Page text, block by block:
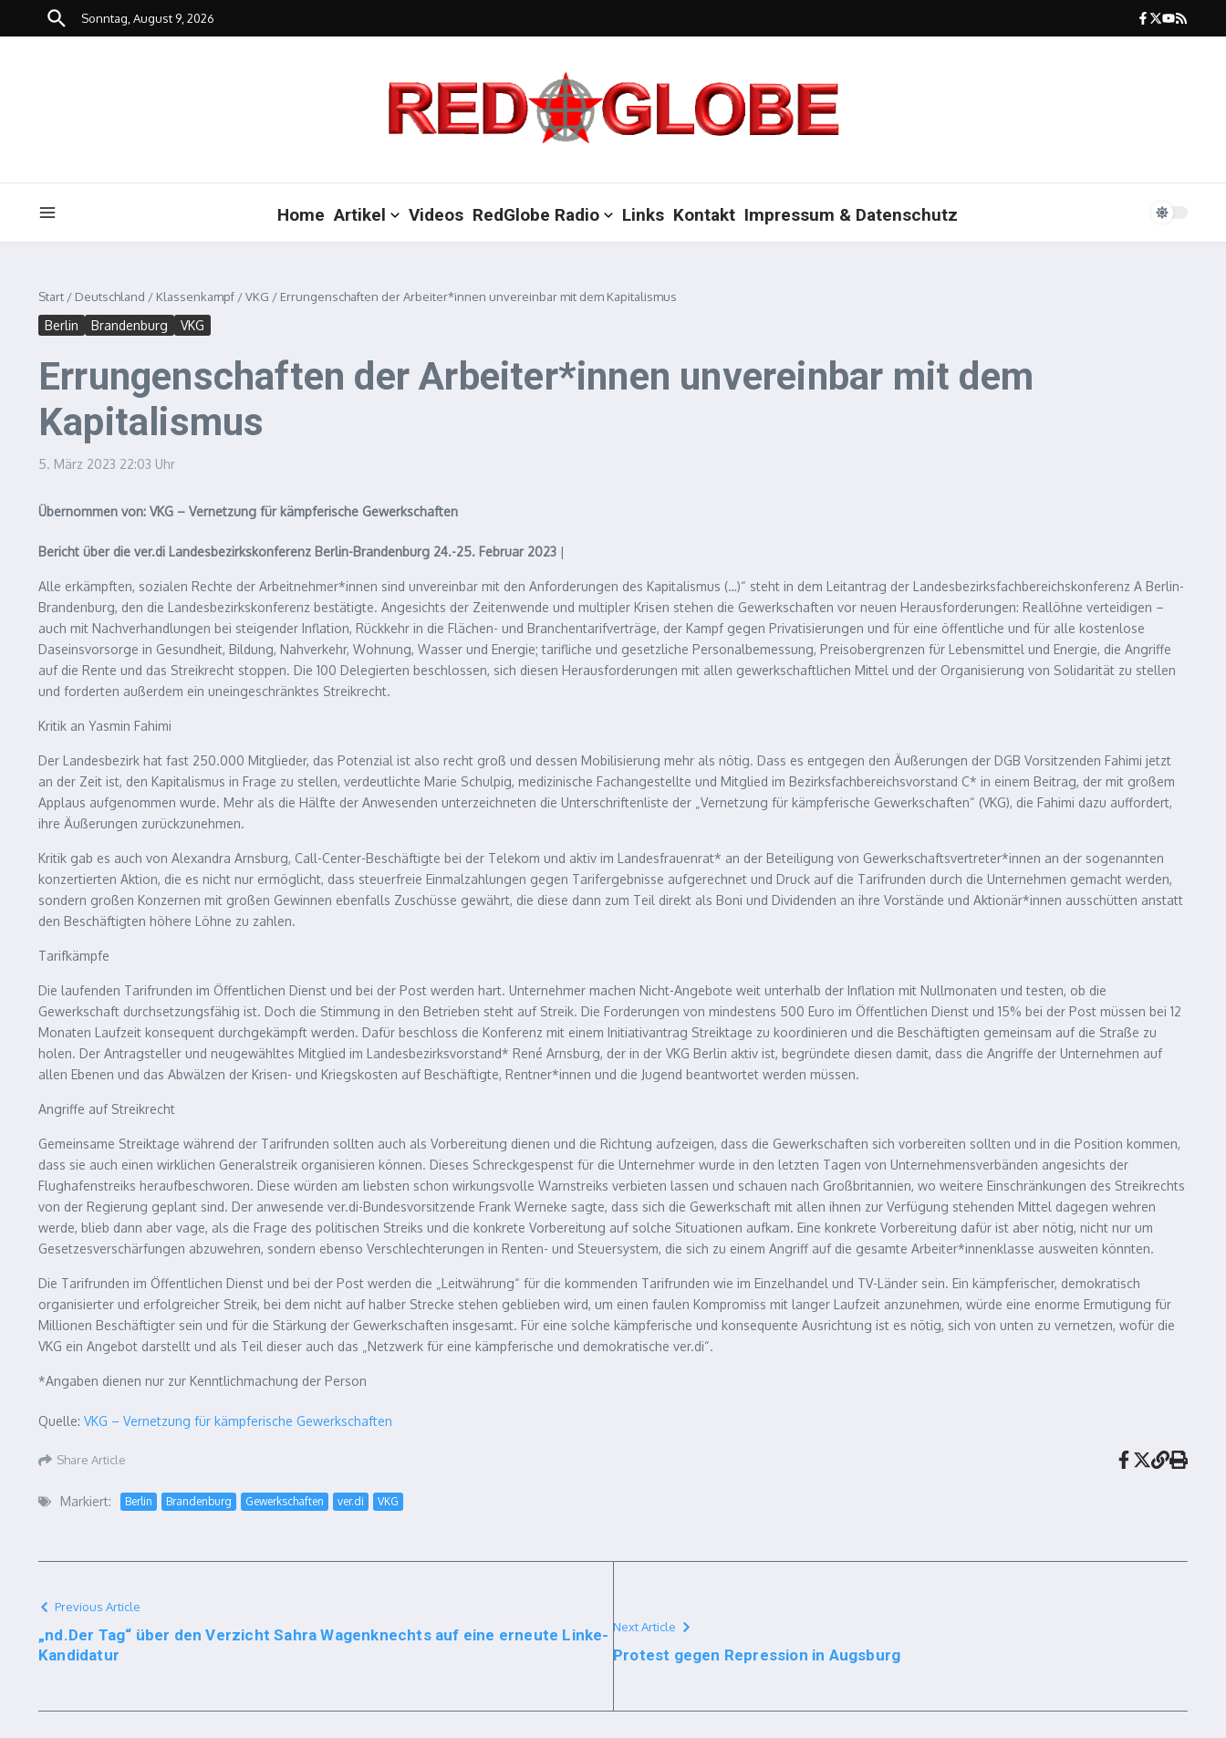
Zum Inhalt springen
Sonntag, August 9, 2026
Home Artikel Videos RedGlobe Radio Links Kontakt Impressum & Datenschutz
Start / Deutschland / Klassenkampf /VKG / Errungenschaften der Arbeiter*innen unvereinbar mit dem Kapitalismus
Berlin Brandenburg VKG
Errungenschaften der Arbeiter*innen unvereinbar mit dem
Kapitalismus
5. März 2023 22:03 Uhr
Übernommen von: VKG – Vernetzung für kämpferische Gewerkschaften
Bericht über die ver.di Landesbezirkskonferenz Berlin-Brandenburg 24.-25. Februar 2023 |
Alle erkämpften, sozialen Rechte der Arbeitnehmer*innen sind unvereinbar mit den Anforderungen des Kapitalismus (…)“ steht in dem Leitantrag der Landesbezirksfachbereichskonferenz A Berlin-
Brandenburg, den die Landesbezirkskonferenz bestätigte. Angesichts der Zeitenwende und multipler Krisen stehen die Gewerkschaften vor neuen Herausforderungen: Reallöhne verteidigen –
auch mit Nachverhandlungen bei steigender Inflation, Rückkehr in die Flächen- und Branchentarifverträge, der Kampf gegen Privatisierungen und für eine öffentliche und für alle kostenlose
Daseinsvorsorge in Gesundheit, Bildung, Nahverkehr, Wohnung, Wasser und Energie; tarifliche und gesetzliche Personalbemessung, Preisobergrenzen für Lebensmittel und Energie, die Angriffe
auf die Rente und das Streikrecht stoppen. Die 100 Delegierten beschlossen, sich diesen Herausforderungen mit allen gewerkschaftlichen Mittel und der Organisierung von Solidarität zu stellen
und forderten außerdem ein uneingeschränktes Streikrecht.
Kritik an Yasmin Fahimi
Der Landesbezirk hat fast 250.000 Mitglieder, das Potenzial ist also recht groß und dessen Mobilisierung mehr als nötig. Dass es entgegen den Äußerungen der DGB Vorsitzenden Fahimi jetzt
an der Zeit ist, den Kapitalismus in Frage zu stellen, verdeutlichte Marie Schulpig, medizinische Fachangestellte und Mitglied im Bezirksfachbereichsvorstand C* in einem Beitrag, der mit großem
Applaus aufgenommen wurde. Mehr als die Hälfte der Anwesenden unterzeichneten die Unterschriftenliste der „Vernetzung für kämpferische Gewerkschaften“ (VKG), die Fahimi dazu auffordert,
ihre Äußerungen zurückzunehmen.
Kritik gab es auch von Alexandra Arnsburg, Call-Center-Beschäftigte bei der Telekom und aktiv im Landesfrauenrat* an der Beteiligung von Gewerkschaftsvertreter*innen an der sogenannten
konzertierten Aktion, die es nicht nur ermöglicht, dass steuerfreie Einmalzahlungen gegen Tarifergebnisse aufgerechnet und Druck auf die Tarifrunden durch die Unternehmen gemacht werden,
sondern großen Konzernen mit großen Gewinnen ebenfalls Zuschüsse gewährt, die diese dann zum Teil direkt als Boni und Dividenden an ihre Vorstände und Aktionär*innen ausschütten anstatt
den Beschäftigten höhere Löhne zu zahlen.
Tarifkämpfe
Die laufenden Tarifrunden im Öffentlichen Dienst und bei der Post werden hart. Unternehmer machen Nicht-Angebote weit unterhalb der Inflation mit Nullmonaten und testen, ob die
Gewerkschaft durchsetzungsfähig ist. Doch die Stimmung in den Betrieben steht auf Streik. Die Forderungen von mindestens 500 Euro im Öffentlichen Dienst und 15% bei der Post müssen bei 12
Monaten Laufzeit konsequent durchgekämpft werden. Dafür beschloss die Konferenz mit einem Initiativantrag Streiktage zu koordinieren und die Beschäftigten gemeinsam auf die Straße zu
holen. Der Antragsteller und neugewähltes Mitglied im Landesbezirksvorstand* René Arnsburg, der in der VKG Berlin aktiv ist, begründete diesen damit, dass die Angriffe der Unternehmen auf
allen Ebenen und das Abwälzen der Krisen- und Kriegskosten auf Beschäftigte, Rentner*innen und die Jugend beantwortet werden müssen.
Angriffe auf Streikrecht
Gemeinsame Streiktage während der Tarifrunden sollten auch als Vorbereitung dienen und die Richtung aufzeigen, dass die Gewerkschaften sich vorbereiten sollten und in die Position kommen,
dass sie auch einen wirklichen Generalstreik organisieren können. Dieses Schreckgespenst für die Unternehmer wurde in den letzten Tagen von Unternehmensverbänden angesichts der
Flughafenstreiks heraufbeschworen. Diese würden am liebsten schon wirkungsvolle Warnstreiks verbieten lassen und schauen nach Großbritannien, wo weitere Einschränkungen des Streikrechts
von der Regierung geplant sind. Der anwesende ver.di-Bundesvorsitzende Frank Werneke sagte, dass sich die Gewerkschaft mit allen ihnen zur Verfügung stehenden Mittel dagegen wehren
werde, blieb dann aber vage, als die Frage des politischen Streiks und die konkrete Vorbereitung auf solche Situationen aufkam. Eine konkrete Vorbereitung dafür ist aber nötig, nicht nur um
Gesetzesverschärfungen abzuwehren, sondern ebenso Verschlechterungen in Renten- und Steuersystem, die sich zu einem Angriff auf die gesamte Arbeiter*innenklasse ausweiten könnten.
Die Tarifrunden im Öffentlichen Dienst und bei der Post werden die „Leitwährung“ für die kommenden Tarifrunden wie im Einzelhandel und TV-Länder sein. Ein kämpferischer, demokratisch
organisierter und erfolgreicher Streik, bei dem nicht auf halber Strecke stehen geblieben wird, um einen faulen Kompromiss mit langer Laufzeit anzunehmen, würde eine enorme Ermutigung für
Millionen Beschäftigter sein und für die Stärkung der Gewerkschaften insgesamt. Für eine solche kämpferische und konsequente Ausrichtung ist es nötig, sich von unten zu vernetzen, wofür die
VKG ein Angebot darstellt und als Teil dieser auch das „Netzwerk für eine kämpferische und demokratische ver.di“.
*Angaben dienen nur zur Kenntlichmachung der Person
Quelle: VKG – Vernetzung für kämpferische Gewerkschaften
Share Article
Markiert: Berlin Brandenburg Gewerkschaften ver.di VKG
Previous Article
„nd.Der Tag“ über den Verzicht Sahra Wagenknechts auf eine erneute Linke-
Kandidatur
Next Article
Protest gegen Repression in Augsburg